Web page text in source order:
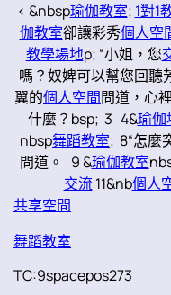
< &nbsp瑜伽教室; 1對1
伽教室卻讓彩秀個人空
教學場地p; “小姐，您
嗎？奴婢可以幫您回聽
翼的個人空間問道，心
什麼？bsp; 3 4&瑜伽
nbsp舞蹈教室; 8“怎麼
問道。 9 &瑜伽教室
交流 11&nb個人
共享空間
舞蹈教室
TC:9spacepos273